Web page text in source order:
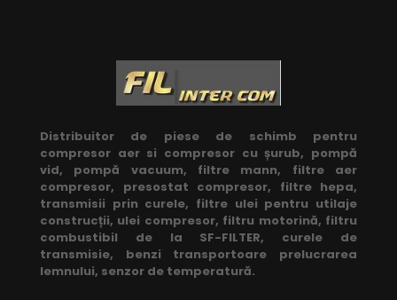
Distribuitor de piese de schimb pentru
compresor aer si compresor cu șurub, pompă
vid, pompă vacuum, filtre mann, filtre aer
compresor, presostat compresor, filtre hepa,
transmisii prin curele, filtre ulei pentru utilaje
construcții, ulei compresor, filtru motorină, filtru
combustibil de la SF-FILTER, curele de
transmisie, benzi transportoare prelucrarea
lemnului, senzor de temperatură.